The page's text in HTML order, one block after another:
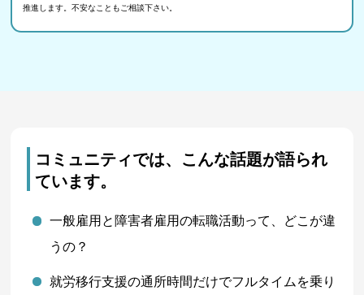
推進します。不安なこともご相談下さい。
コミュニティでは、 こんな話題が語られ
ています。
一般雇用と障害者雇用の転職活動って、どこが違
うの？
就労移行支援の通所時間だけでフルタイムを乗り